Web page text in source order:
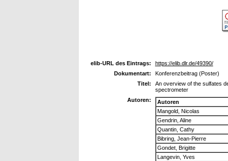
elib-URL des Eintrags:
https://elib.dlr.de/49390/
Dokumentart:
Konferenzbeitrag (Poster)
Titel:
An overview of the sulfates
spectrometer
Autoren:
Autoren
Mangold, Nicolas
Gendrin, Aline
Quantin, Cathy
Bibring, Jean-Pierre
Gondet, Brigitte
Langevin, Yves